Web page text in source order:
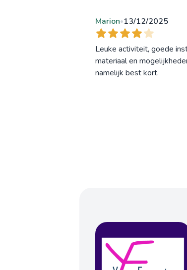
Marion•13/12/2025
Leuke activiteit, goede
materiaal en
namelijk best kort.